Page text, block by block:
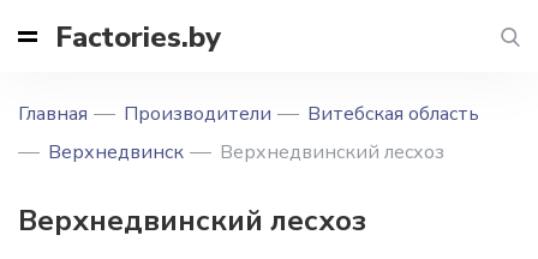
Factories.by
Главная Производители
Витебская область
Верхнедвинск
Верхнедвинский лесхоз
Верхнедвинский лесхоз